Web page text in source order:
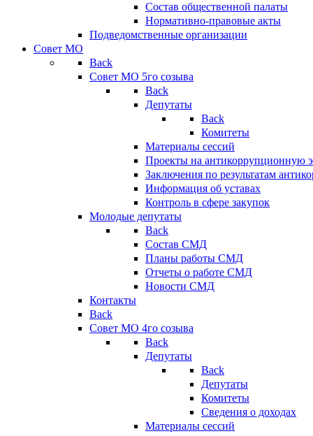
Состав общественной палаты
Нормативно-правовые акты
Подведомственные организации
Совет МО
Back
Совет МО 5го созыва
Back
Депутаты
Back
Комитеты
Материалы сессий
Проекты на антикоррупционную
Заключения по результатам
Информация об уставах
Контроль в сфере закупок
Молодые депутаты
Back
Состав СМД
Планы работы СМД
Отчеты о работе СМД
Новости СМД
Контакты
Back
Совет МО 4го созыва
Back
Депутаты
Back
Депутаты
Комитеты
Сведения о доходах
Материалы сессий